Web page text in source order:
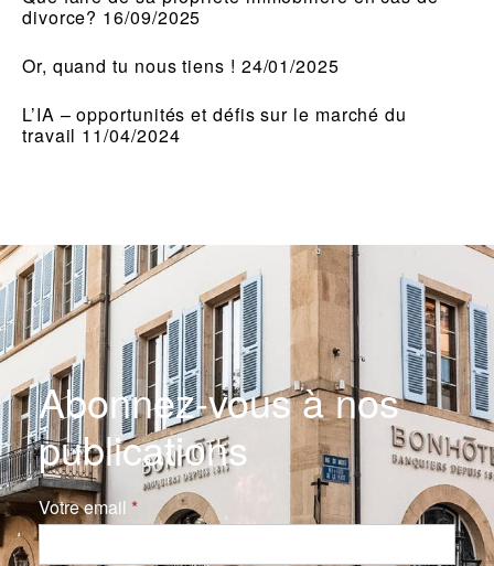
divorce? 16/09/2025
Or, quand tu nous tiens ! 24/01/2025
L’IA – opportunités et défis sur le marché du
travail 11/04/2024
Abonnez-vous à nos
publications
Votre email